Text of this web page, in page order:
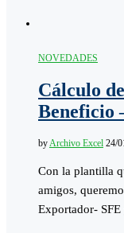
NOVEDADES
Cálculo
Beneficio
by Archivo Excel 24/
Con la plantilla
amigos,
Exportador-